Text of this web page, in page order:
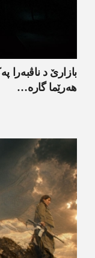
بازارێ د ناڤبەرا
ھەرێما گارە…